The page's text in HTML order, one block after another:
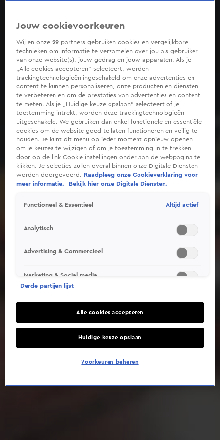
Deze video is niet beschikbaar op je huidige locatie
Jouw cookievoorkeuren
Wij en onze29 partners gebruiken cookies en vergelijkbare
technieken om informatie te verzamelen over jou als gebruiker
van onze website(s), jouw gedrag en jouw apparaten. Als je
„Alle cookies accepteren” selecteert, worden
trackingtechnologieën ingeschakeld om onze advertenties en
content te kunnen personaliseren, onze producten en diensten
te verbeteren en om de prestaties van advertenties en content
te meten. Als je „Huidige keuze opslaan” selecteert of je
toestemming intrekt, worden deze trackingtechnologieën
uitgeschakeld. We gebruiken dan enkel functionele en essentiële
cookies om de website goed te laten functioneren en veilig te
houden. Je kunt dit menu op ieder moment opnieuw openen
om je keuzes te wijzigen of om je toestemming in te trekken
door op de link Cookie-instellingen onder aan de webpagina te
klikken. Je selecties zullen overal binnen onze Digitale Diensten
worden doorgevoerd.
Raadpleeg onze Cookieverklaring voor
meer informatie.
Bekijk hier onze Digitale Diensten.
Functioneel & Essentieel Altijd actief
Analytisch
Advertising & Commercieel
Marketing & Social media
Derde partijen lijst
Alle cookies accepteren
Huidige keuze opslaan
Voorkeuren beheren